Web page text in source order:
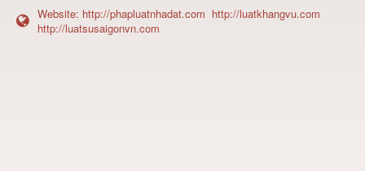
Website: http://phapluatnhadat.com http://luatkhangvu.com
http://luatsusaigonvn.com